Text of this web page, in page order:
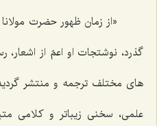
«از زمان ظهور حضرت
‌گذرد، نوشتجات او اعمّ از اشعار،
‌هاى مختلف ترجمه و منتشر
علمى، سخنى زيباتر و كلامى